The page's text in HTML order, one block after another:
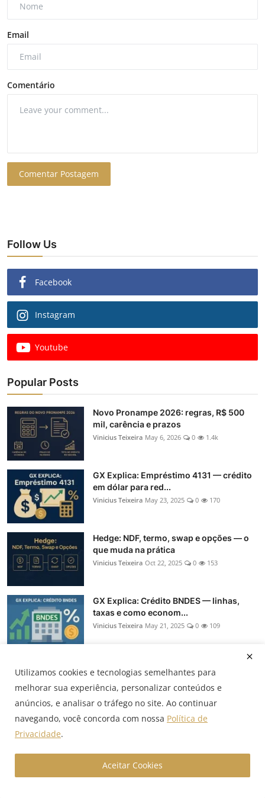
Email
Comentário
Comentar Postagem
Follow Us
Facebook
Instagram
Youtube
Popular Posts
Novo Pronampe 2026: regras, R$ 500
mil, carência e prazos
Vinicius Teixeira May 6, 2026 0 1.4k
GX Explica: Empréstimo 4131 — crédito
em dólar para red...
Vinicius Teixeira May 23, 2025 0 170
Hedge: NDF, termo, swap e opções — o
que muda na prática
Vinicius Teixeira Oct 22, 2025 0 153
GX Explica: Crédito BNDES — linhas,
taxas e como econom...
Vinicius Teixeira May 21, 2025 0 109
garante o contrato
Vinicius Teixeira May 19, 2025 0 95
Recommended Posts
Novo Pronampe 2026: regras, R$ 500
mil, carência e prazos
Utilizamos cookies e tecnologias semelhantes para
melhorar sua experiência, personalizar conteúdos e
anúncios, e analisar o tráfego no site. Ao continuar
navegando, você concorda com nossa Política de
Privacidade.
Aceitar Cookies